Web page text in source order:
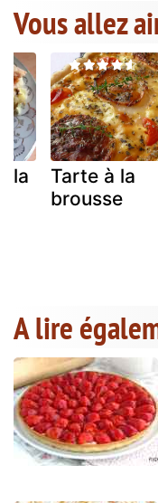
Vous allez
la
Tarte à la
brousse
A lire